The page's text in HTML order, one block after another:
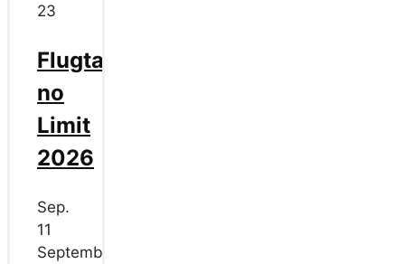
23
Flugtag
no
Limit
2026
Sep.
11
September